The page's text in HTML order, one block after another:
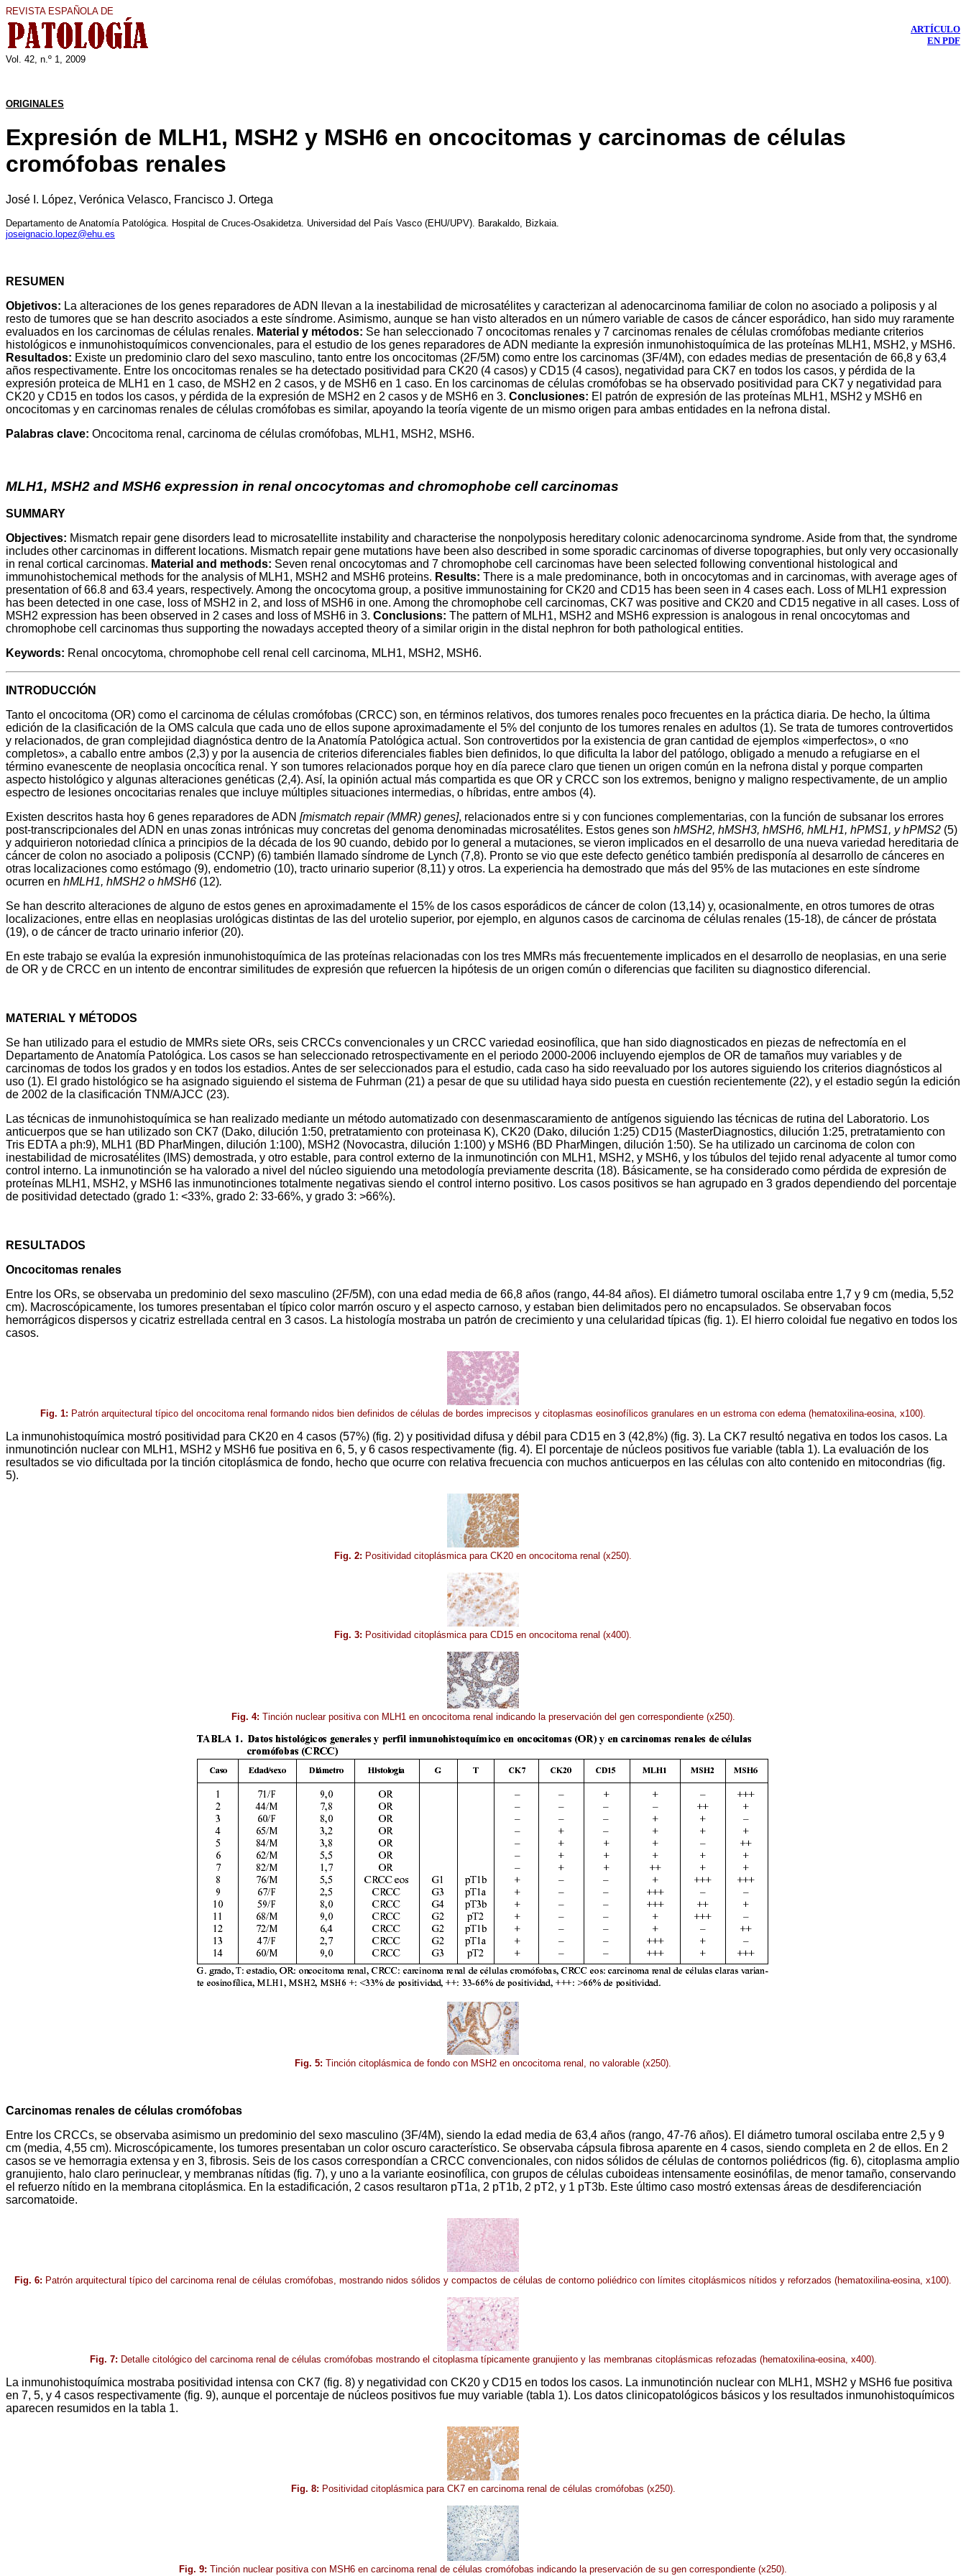
REVISTA ESPAÑOLA DE
Vol. 42, n.º 1, 2009
ARTÍCULO
EN PDF
ORIGINALES
Expresión de MLH1, MSH2 y MSH6 en oncocitomas y carcinomas de células
cromófobas renales
José I. López, Verónica Velasco, Francisco J. Ortega
Departamento de Anatomía Patológica. Hospital de Cruces-Osakidetza. Universidad del País Vasco (EHU/UPV). Barakaldo, Bizkaia.
joseignacio.lopez@ehu.es
RESUMEN
Objetivos: La alteraciones de los genes reparadores de ADN llevan a la inestabilidad de microsatélites y caracterizan al adenocarcinoma familiar de colon no asociado a poliposis y al
resto de tumores que se han descrito asociados a este síndrome. Asimismo, aunque se han visto alterados en un número variable de casos de cáncer esporádico, han sido muy raramente
evaluados en los carcinomas de células renales. Material y métodos: Se han seleccionado 7 oncocitomas renales y 7 carcinomas renales de células cromófobas mediante criterios
histológicos e inmunohistoquímicos convencionales, para el estudio de los genes reparadores de ADN mediante la expresión inmunohistoquímica de las proteínas MLH1, MSH2, y MSH6.
Resultados: Existe un predominio claro del sexo masculino, tanto entre los oncocitomas (2F/5M) como entre los carcinomas (3F/4M), con edades medias de presentación de 66,8 y 63,4
años respectivamente. Entre los oncocitomas renales se ha detectado positividad para CK20 (4 casos) y CD15 (4 casos), negatividad para CK7 en todos los casos, y pérdida de la
expresión proteica de MLH1 en 1 caso, de MSH2 en 2 casos, y de MSH6 en 1 caso. En los carcinomas de células cromófobas se ha observado positividad para CK7 y negatividad para
CK20 y CD15 en todos los casos, y pérdida de la expresión de MSH2 en 2 casos y de MSH6 en 3. Conclusiones: El patrón de expresión de las proteínas MLH1, MSH2 y MSH6 en
oncocitomas y en carcinomas renales de células cromófobas es similar, apoyando la teoría vigente de un mismo origen para ambas entidades en la nefrona distal.
Palabras clave: Oncocitoma renal, carcinoma de células cromófobas, MLH1, MSH2, MSH6.
MLH1, MSH2 and MSH6 expression in renal oncocytomas and chromophobe cell carcinomas
SUMMARY
Objectives: Mismatch repair gene disorders lead to microsatellite instability and characterise the nonpolyposis hereditary colonic adenocarcinoma syndrome. Aside from that, the syndrome
includes other carcinomas in different locations. Mismatch repair gene mutations have been also described in some sporadic carcinomas of diverse topographies, but only very occasionally
in renal cortical carcinomas. Material and methods: Seven renal oncocytomas and 7 chromophobe cell carcinomas have been selected following conventional histological and
immunohistochemical methods for the analysis of MLH1, MSH2 and MSH6 proteins. Results: There is a male predominance, both in oncocytomas and in carcinomas, with average ages of
presentation of 66.8 and 63.4 years, respectively. Among the oncocytoma group, a positive immunostaining for CK20 and CD15 has been seen in 4 cases each. Loss of MLH1 expression
has been detected in one case, loss of MSH2 in 2, and loss of MSH6 in one. Among the chromophobe cell carcinomas, CK7 was positive and CK20 and CD15 negative in all cases. Loss of
MSH2 expression has been observed in 2 cases and loss of MSH6 in 3. Conclusions: The pattern of MLH1, MSH2 and MSH6 expression is analogous in renal oncocytomas and
chromophobe cell carcinomas thus supporting the nowadays accepted theory of a similar origin in the distal nephron for both pathological entities.
Keywords: Renal oncocytoma, chromophobe cell renal cell carcinoma, MLH1, MSH2, MSH6.
INTRODUCCIÓN
Tanto el oncocitoma (OR) como el carcinoma de células cromófobas (CRCC) son, en términos relativos, dos tumores renales poco frecuentes en la práctica diaria. De hecho, la última
edición de la clasificación de la OMS calcula que cada uno de ellos supone aproximadamente el 5% del conjunto de los tumores renales en adultos (1). Se trata de tumores controvertidos
y relacionados, de gran complejidad diagnóstica dentro de la Anatomía Patológica actual. Son controvertidos por la existencia de gran cantidad de ejemplos «imperfectos», o «no
completos», a caballo entre ambos (2,3) y por la ausencia de criterios diferenciales fiables bien definidos, lo que dificulta la labor del patólogo, obligado a menudo a refugiarse en el
término evanescente de neoplasia oncocítica renal. Y son tumores relacionados porque hoy en día parece claro que tienen un origen común en la nefrona distal y porque comparten
aspecto histológico y algunas alteraciones genéticas (2,4). Así, la opinión actual más compartida es que OR y CRCC son los extremos, benigno y maligno respectivamente, de un amplio
espectro de lesiones oncocitarias renales que incluye múltiples situaciones intermedias, o híbridas, entre ambos (4).
Existen descritos hasta hoy 6 genes reparadores de ADN [mismatch repair (MMR) genes], relacionados entre si y con funciones complementarias, con la función de subsanar los errores
post-transcripcionales del ADN en unas zonas intrónicas muy concretas del genoma denominadas microsatélites. Estos genes son hMSH2, hMSH3, hMSH6, hMLH1, hPMS1, y hPMS2 (5)
y adquirieron notoriedad clínica a principios de la década de los 90 cuando, debido por lo general a mutaciones, se vieron implicados en el desarrollo de una nueva variedad hereditaria de
cáncer de colon no asociado a poliposis (CCNP) (6) también llamado síndrome de Lynch (7,8). Pronto se vio que este defecto genético también predisponía al desarrollo de cánceres en
otras localizaciones como estómago (9), endometrio (10), tracto urinario superior (8,11) y otros. La experiencia ha demostrado que más del 95% de las mutaciones en este síndrome
ocurren en hMLH1, hMSH2 o hMSH6 (12).
Se han descrito alteraciones de alguno de estos genes en aproximadamente el 15% de los casos esporádicos de cáncer de colon (13,14) y, ocasionalmente, en otros tumores de otras
localizaciones, entre ellas en neoplasias urológicas distintas de las del urotelio superior, por ejemplo, en algunos casos de carcinoma de células renales (15-18), de cáncer de próstata
(19), o de cáncer de tracto urinario inferior (20).
En este trabajo se evalúa la expresión inmunohistoquímica de las proteínas relacionadas con los tres MMRs más frecuentemente implicados en el desarrollo de neoplasias, en una serie
de OR y de CRCC en un intento de encontrar similitudes de expresión que refuercen la hipótesis de un origen común o diferencias que faciliten su diagnostico diferencial.
MATERIAL Y MÉTODOS
Se han utilizado para el estudio de MMRs siete ORs, seis CRCCs convencionales y un CRCC variedad eosinofílica, que han sido diagnosticados en piezas de nefrectomía en el
Departamento de Anatomía Patológica. Los casos se han seleccionado retrospectivamente en el periodo 2000-2006 incluyendo ejemplos de OR de tamaños muy variables y de
carcinomas de todos los grados y en todos los estadios. Antes de ser seleccionados para el estudio, cada caso ha sido reevaluado por los autores siguiendo los criterios diagnósticos al
uso (1). El grado histológico se ha asignado siguiendo el sistema de Fuhrman (21) a pesar de que su utilidad haya sido puesta en cuestión recientemente (22), y el estadio según la edición
de 2002 de la clasificación TNM/AJCC (23).
Las técnicas de inmunohistoquímica se han realizado mediante un método automatizado con desenmascaramiento de antígenos siguiendo las técnicas de rutina del Laboratorio. Los
anticuerpos que se han utilizado son CK7 (Dako, dilución 1:50, pretratamiento con proteinasa K), CK20 (Dako, dilución 1:25) CD15 (MasterDiagnostics, dilución 1:25, pretratamiento con
Tris EDTA a ph:9), MLH1 (BD PharMingen, dilución 1:100), MSH2 (Novocastra, dilución 1:100) y MSH6 (BD PharMingen, dilución 1:50). Se ha utilizado un carcinoma de colon con
inestabilidad de microsatélites (IMS) demostrada, y otro estable, para control externo de la inmunotinción con MLH1, MSH2, y MSH6, y los túbulos del tejido renal adyacente al tumor como
control interno. La inmunotinción se ha valorado a nivel del núcleo siguiendo una metodología previamente descrita (18). Básicamente, se ha considerado como pérdida de expresión de
proteínas MLH1, MSH2, y MSH6 las inmunotinciones totalmente negativas siendo el control interno positivo. Los casos positivos se han agrupado en 3 grados dependiendo del porcentaje
de positividad detectado (grado 1: <33%, grado 2: 33-66%, y grado 3: >66%).
RESULTADOS
Oncocitomas renales
Entre los ORs, se observaba un predominio del sexo masculino (2F/5M), con una edad media de 66,8 años (rango, 44-84 años). El diámetro tumoral oscilaba entre 1,7 y 9 cm (media, 5,52
cm). Macroscópicamente, los tumores presentaban el típico color marrón oscuro y el aspecto carnoso, y estaban bien delimitados pero no encapsulados. Se observaban focos
hemorrágicos dispersos y cicatriz estrellada central en 3 casos. La histología mostraba un patrón de crecimiento y una celularidad típicas (fig. 1). El hierro coloidal fue negativo en todos los
casos.
Fig. 1: Patrón arquitectural típico del oncocitoma renal formando nidos bien definidos de células de bordes imprecisos y citoplasmas eosinofílicos granulares en un estroma con edema (hematoxilina-eosina, x100).
La inmunohistoquímica mostró positividad para CK20 en 4 casos (57%) (fig. 2) y positividad difusa y débil para CD15 en 3 (42,8%) (fig. 3). La CK7 resultó negativa en todos los casos. La
inmunotinción nuclear con MLH1, MSH2 y MSH6 fue positiva en 6, 5, y 6 casos respectivamente (fig. 4). El porcentaje de núcleos positivos fue variable (tabla 1). La evaluación de los
resultados se vio dificultada por la tinción citoplásmica de fondo, hecho que ocurre con relativa frecuencia con muchos anticuerpos en las células con alto contenido en mitocondrias (fig.
5).
Fig. 2: Positividad citoplásmica para CK20 en oncocitoma renal (x250).
Fig. 3: Positividad citoplásmica para CD15 en oncocitoma renal (x400).
Fig. 4: Tinción nuclear positiva con MLH1 en oncocitoma renal indicando la preservación del gen correspondiente (x250).
Fig. 5: Tinción citoplásmica de fondo con MSH2 en oncocitoma renal, no valorable (x250).
Carcinomas renales de células cromófobas
Entre los CRCCs, se observaba asimismo un predominio del sexo masculino (3F/4M), siendo la edad media de 63,4 años (rango, 47-76 años). El diámetro tumoral oscilaba entre 2,5 y 9
cm (media, 4,55 cm). Microscópicamente, los tumores presentaban un color oscuro característico. Se observaba cápsula fibrosa aparente en 4 casos, siendo completa en 2 de ellos. En 2
casos se ve hemorragia extensa y en 3, fibrosis. Seis de los casos correspondían a CRCC convencionales, con nidos sólidos de células de contornos poliédricos (fig. 6), citoplasma amplio
granujiento, halo claro perinuclear, y membranas nítidas (fig. 7), y uno a la variante eosinofílica, con grupos de células cuboideas intensamente eosinófilas, de menor tamaño, conservando
el refuerzo nítido en la membrana citoplásmica. En la estadificación, 2 casos resultaron pT1a, 2 pT1b, 2 pT2, y 1 pT3b. Este último caso mostró extensas áreas de desdiferenciación
sarcomatoide.
Fig. 6: Patrón arquitectural típico del carcinoma renal de células cromófobas, mostrando nidos sólidos y compactos de células de contorno poliédrico con límites citoplásmicos nítidos y reforzados (hematoxilina-eosina, x100).
Fig. 7: Detalle citológico del carcinoma renal de células cromófobas mostrando el citoplasma típicamente granujiento y las membranas citoplásmicas refozadas (hematoxilina-eosina, x400).
La inmunohistoquímica mostraba positividad intensa con CK7 (fig. 8) y negatividad con CK20 y CD15 en todos los casos. La inmunotinción nuclear con MLH1, MSH2 y MSH6 fue positiva
en 7, 5, y 4 casos respectivamente (fig. 9), aunque el porcentaje de núcleos positivos fue muy variable (tabla 1). Los datos clinicopatológicos básicos y los resultados inmunohistoquímicos
aparecen resumidos en la tabla 1.
Fig. 8: Positividad citoplásmica para CK7 en carcinoma renal de células cromófobas (x250).
Fig. 9: Tinción nuclear positiva con MSH6 en carcinoma renal de células cromófobas indicando la preservación de su gen correspondiente (x250).